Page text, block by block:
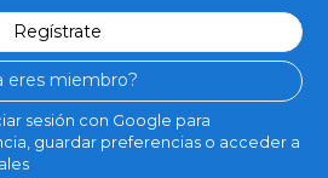
Regístrate
eres miembro?
sesión con Google para
guardar preferencias o acceder a